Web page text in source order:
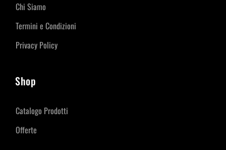
Chi Siamo
Termini e Condizioni
Privacy Policy
Shop
Catalogo Prodotti
Offerte